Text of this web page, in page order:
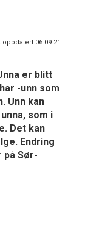
oppdatert 06.09.21
er blitt
-unn som
Unn kan
som i
Det kan
Endring
Sør-